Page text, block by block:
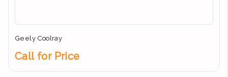
Geely Coolray
Call for Price